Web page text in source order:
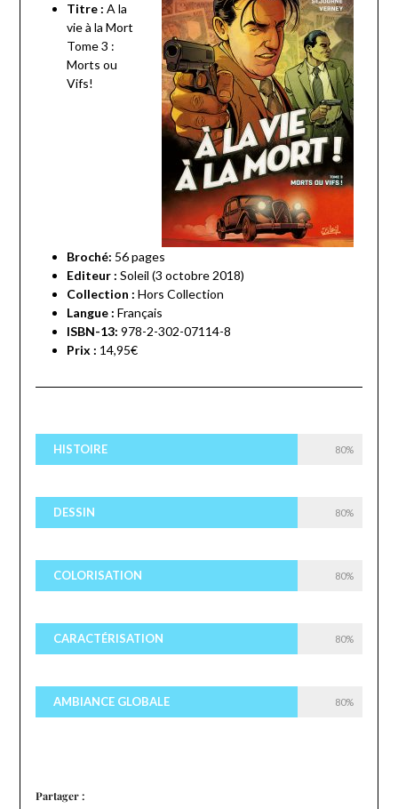
Titre : A la
vie à la Mort
Tome 3 :
Morts ou
Vifs!
Broché: 56pages
Editeur : Soleil (3 octobre 2018)
Collection : Hors Collection
Langue : Français
ISBN-13: 978-2-302-07114-8
Prix : 14,95€
HISTOIRE 80%
DESSIN 80%
COLORISATION 80%
CARACTÉRISATION 80%
AMBIANCE GLOBALE 80%
Partager :